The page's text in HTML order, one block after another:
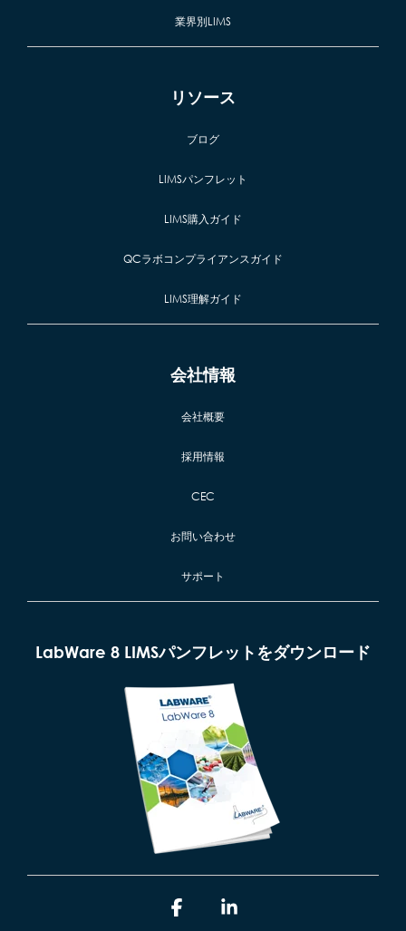
業界別LIMS
リソース
ブログ
LIMSパンフレット
LIMS購入ガイド
QCラボコンプライアンスガイド
LIMS理解ガイド
会社情報
会社概要
採用情報
CEC
お問い合わせ
サポート
LabWare 8 LIMSパンフレットをダウンロード